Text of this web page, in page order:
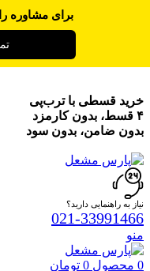
خرید قسطی با ترب‌پی
۴ قسط، بدون کارمزد
بدون ضامن، بدون سود
نیاز به راهنمایی دارید؟
021-33991466
منو
0 محصول 0 تومان
برای مشاوره